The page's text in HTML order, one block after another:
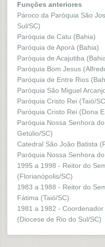
Funções anteriores
Pároco da Paróquia São
Sul/SC)
Paróquia de Catu (Bahia)
Paróquia de Aporá (Bahia)
Paróquia de Acajutiba
Paróquia Bom Jesus
Paróquia de Entre Rios
Paróquia São Miguel
Paróquia Cristo Rei (Taió/
Paróquia Cristo Rei (Dona
Paróquia Nossa Senhora
Getúlio/SC)
Catedral São João Batista
Paróquia Nossa Senhora
1995 a 1998 - Reitor do
(Florianópolis/SC)
1983 a 1988 - Reitor do
Fátima (Taió/SC)
1981 a 1982 -
(Diocese de Rio do Sul/SC)